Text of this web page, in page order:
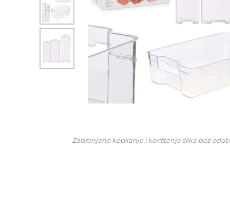
Zabranjeno kopiranje i korištenje slika bez